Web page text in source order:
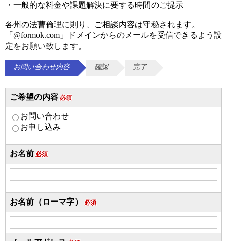
・一般的な料金や課題解決に要する時間のご提示
各州の法曹倫理に則り、ご相談内容は守秘されます。
「@formok.com」ドメインからのメールを受信できるよう設
定をお願い致します。
お問い合わせ内容 確認 完了
ご希望の内容 必須
お問い合わせ
お申し込み
お名前 必須
お名前（ローマ字） 必須